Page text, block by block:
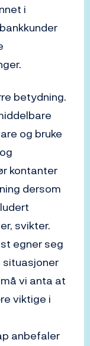
i
betydning.
og bruke
kontanter
dersom
svikter.
egner seg
vi anta at
viktige i
anbefaler